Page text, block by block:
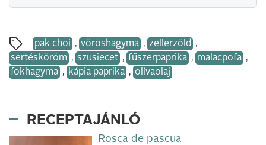
pak choi , vöröshagyma , zellerzöld
,
sertésköröm , szusiecet , fűszerpaprika , malacpofa ,
fokhagyma , kápia paprika , olívaolaj
RECEPTAJÁNLÓ
Rosca de pascua